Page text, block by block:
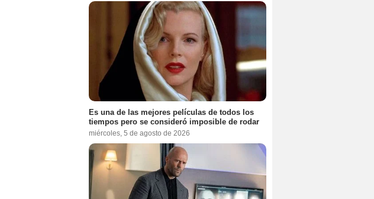
Es una de las mejores películas de todos los
tiempos pero se consideró imposible de rodar
miércoles, 5 de agosto de 2026